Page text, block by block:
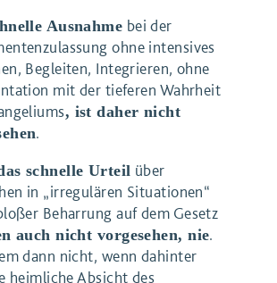
Ausnahme bei der
ohne intensives
Begleiten, Integrieren, ohne
mit der tieferen Wahrheit
, ist daher nicht
.
schnelle Urteil über
in „irregulären Situationen“
Beharrung auf dem Gesetz
auch nicht vorgesehen, nie.
dann nicht, wenn dahinter
heimliche Absicht des